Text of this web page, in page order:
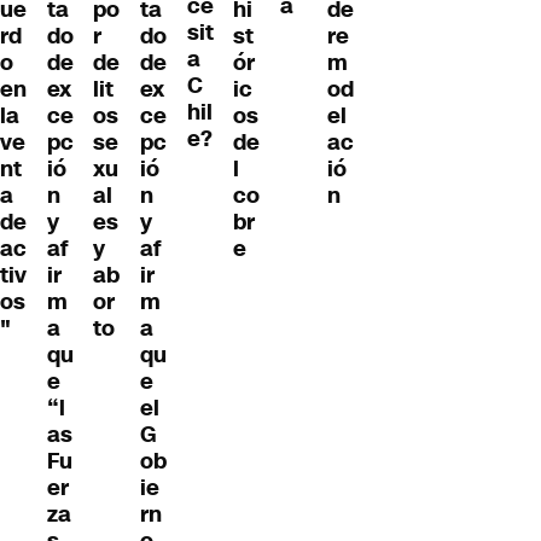
ue
rd
o
en
la
ve
nt
a
de
ac
tiv
os
"
ta
do
de
ex
ce
pc
ió
n
y
af
ir
m
a
qu
e
“l
as
Fu
er
za
po
r
de
lit
os
se
xu
al
es
y
ab
or
to
ta
do
de
ex
ce
pc
ió
n
y
af
ir
m
a
qu
e
el
G
ob
ie
rn
sit
a
C
hil
e?
hi
st
ór
ic
os
de
l
co
br
e
de
re
m
od
el
ac
ió
n